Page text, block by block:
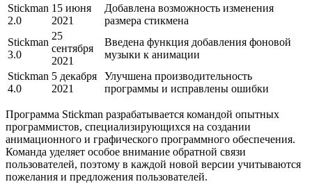
Stickman
2.0
15 июня
2021
Добавлена возможность изменения
размера стикмена
Stickman
3.0
25
сентября
2021
Введена функция добавления фоновой
музыки к анимации
Stickman
4.0
5 декабря
2021
Улучшена производительность
программы и исправлены ошибки
Программа Stickman разрабатывается командой опытных
программистов, специализирующихся на создании
анимационного и графического программного обеспечения.
Команда уделяет особое внимание обратной связи
пользователей, поэтому в каждой новой версии учитываются
пожелания и предложения пользователей.